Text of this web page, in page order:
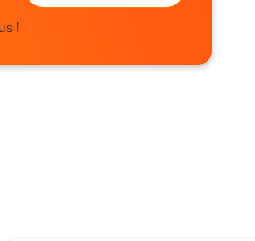
!